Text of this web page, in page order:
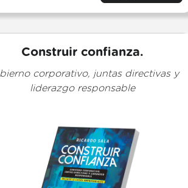
Construir confianza.
corporativo, juntas directivas y
liderazgo responsable